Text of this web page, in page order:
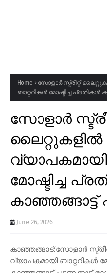
Home
സോളാർ സ്ട്രീറ്റ്
ബാറ്ററികൾ മോഷ്ടിച്ച പ്രതികൾ
സോളാർ
ലൈറ്റുകളിൽ
വ്യാപകമായി
മോഷ്ടിച്ച
കാഞ്ഞങ്ങാട്ട്
June 26, 2026
കാഞ്ഞങ്ങാട്:സോളാർ
വ്യാപകമായി ബാറ്ററികൾ